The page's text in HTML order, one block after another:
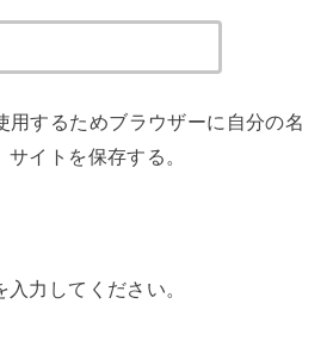
用するためブラウザーに自分の名
イトを保存する。
入力してください。